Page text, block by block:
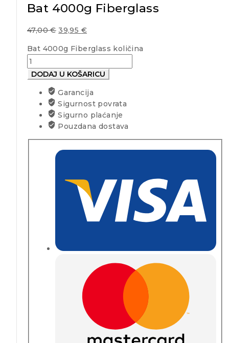
Bat 4000g Fiberglass
47,00€ 39,95 €
Bat 4000g Fiberglass količina
DODAJ U KOŠARICU
Garancija
Sigurnost povrata
Sigurno plaćanje
Pouzdana dostava